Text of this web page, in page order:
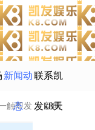
新闻动
态
联系凯
发k8天
触即发>新闻